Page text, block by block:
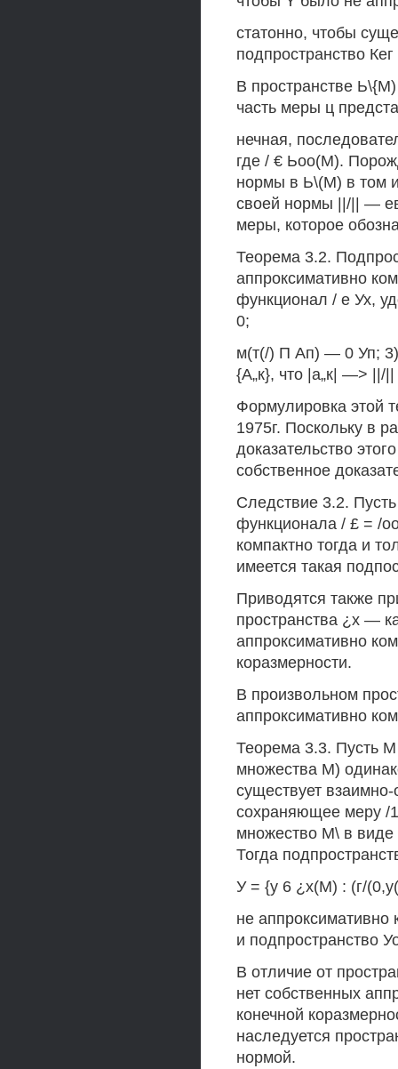
статонно, чтобы
подпространство
В пространстве
часть меры ц
нечная,
где / € Ьоо(М).
нормы в Ь\(М) в том и
своей нормы ||/|| —
меры, которое
Теорема 3.2.
аппроксимативно
функционал / е Ух,
0;
м(т(/) П Ап) — 0 Уп; 3)
{А„к}, что |а„к| —> ||/
Формулировка этой
1975г. Поскольку в
доказательство
собственное
Следствие 3.2.
функционала / £ = /
компактно тогда и
имеется такая
Приводятся также
пространства ¿х —
аппроксимативно
коразмерности.
В произвольном
аппроксимативно
Теорема 3.3. Пусть
множества М)
существует
сохраняющее меру /
множество М\ в
Тогда
У = {у 6 ¿х(М) : (г/
не аппроксимативно
и подпространство
В отличие от
нет собственных
конечной
наследуется
нормой.